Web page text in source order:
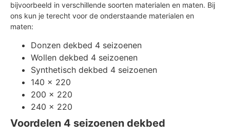
bijvoorbeeld in verschillende soorten materialen en maten. Bij
ons kun je terecht voor de onderstaande materialen en
maten:
Donzen dekbed 4 seizoenen
Wollen dekbed 4 seizoenen
Synthetisch dekbed 4 seizoenen
140 x 220
200 x 220
240 x 220
Voordelen 4 seizoenen dekbed